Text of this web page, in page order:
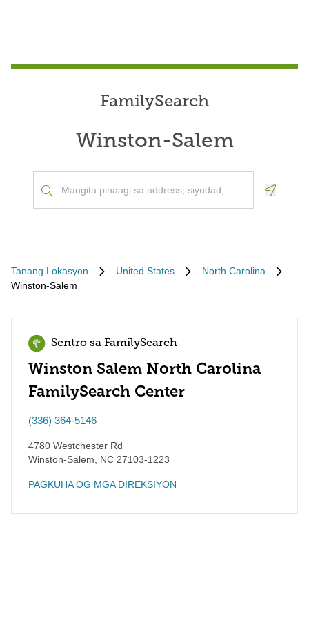
FamilySearch
Winston-Salem
Tanang Lokasyon United States
North Carolina
Winston-Salem
Sentro sa FamilySearch
Winston Salem North Carolina
FamilySearch Center
(336) 364-5146
4780 Westchester Rd
Winston-Salem
NC 27103-1223
PAGKUHA OG MGA DIREKSIYON